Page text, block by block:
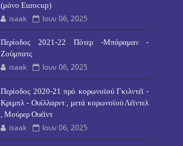
(μόνο Eurocup)
isaak Ιουν 06, 2025
Περίοδος 2021-22 Πότερ -Μπάραμαν -
Ζούμπατς
isaak Ιουν 06, 2025
Περίοδος 2020-21 πρό κορωνοϊού Γκιλντέϊ -
Κριμπλ - Ουίλλαρντ , μετά κορωνοϊού Λέϊντελ
, Μούρερ Ουέϊντ
isaak Ιουν 06, 2025